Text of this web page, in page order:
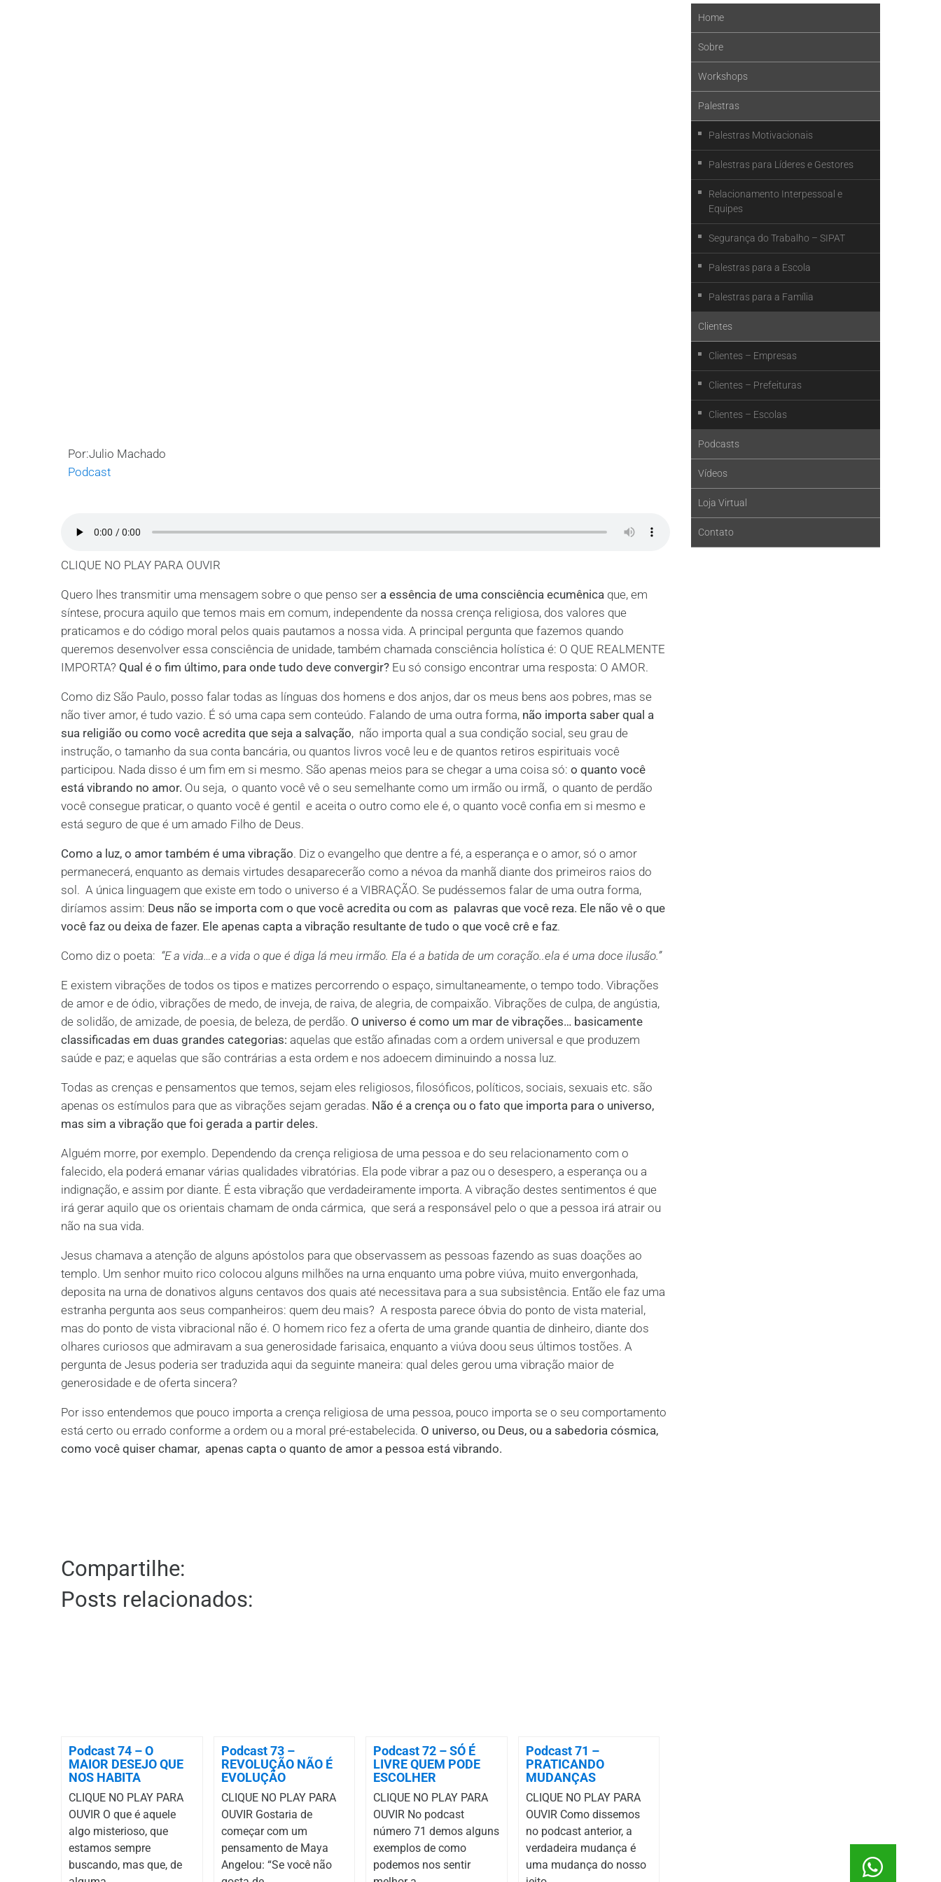
Por:Julio Machado
Podcast
CLIQUE NO PLAY PARA OUVIR
Quero lhes transmitir uma mensagem sobre o que penso ser a essência de uma consciência ecumênica que, em
síntese, procura aquilo que temos mais em comum, independente da nossa crença religiosa, dos valores que
praticamos e do código moral pelos quais pautamos a nossa vida. A principal pergunta que fazemos quando
queremos desenvolver essa consciência de unidade, também chamada consciência holística é: O QUE REALMENTE
IMPORTA? Qual é o fim último, para onde tudo deve convergir? Eu só consigo encontrar uma resposta: O AMOR.
Como diz São Paulo, posso falar todas as línguas dos homens e dos anjos, dar os meus bens aos pobres, mas se
não tiver amor, é tudo vazio. É só uma capa sem conteúdo. Falando de uma outra forma, não importa saber qual a
sua religião ou como você acredita que seja a salvação, não importa qual a sua condição social, seu grau de
instrução, o tamanho da sua conta bancária, ou quantos livros você leu e de quantos retiros espirituais você
participou. Nada disso é um fim em si mesmo. São apenas meios para se chegar a uma coisa só: o quanto você
está vibrando no amor. Ou seja, o quanto você vê o seu semelhante como um irmão ou irmã, o quanto de perdão
você consegue praticar, o quanto você é gentil e aceita o outro como ele é, o quanto você confia em si mesmo e
está seguro de que é um amado Filho de Deus.
Como a luz, o amor também é uma vibração. Diz o evangelho que dentre a fé, a esperança e o amor, só o amor
permanecerá, enquanto as demais virtudes desaparecerão como a névoa da manhã diante dos primeiros raios do
sol. A única linguagem que existe em todo o universo é a VIBRAÇÃO. Se pudéssemos falar de uma outra forma,
diríamos assim: Deus não se importa com o que você acredita ou com as palavras que você reza. Ele não vê o que
você faz ou deixa de fazer. Ele apenas capta a vibração resultante de tudo o que você crê e faz.
Como diz o poeta: “E a vida…e a vida o que é diga lá meu irmão. Ela é a batida de um coração..ela é uma doce ilusão.”
E existem vibrações de todos os tipos e matizes percorrendo o espaço, simultaneamente, o tempo todo. Vibrações
de amor e de ódio, vibrações de medo, de inveja, de raiva, de alegria, de compaixão. Vibrações de culpa, de angústia,
de solidão, de amizade, de poesia, de beleza, de perdão. O universo é como um mar de vibrações… basicamente
classificadas em duas grandes categorias: aquelas que estão afinadas com a ordem universal e que produzem
saúde e paz; e aquelas que são contrárias a esta ordem e nos adoecem diminuindo a nossa luz.
Todas as crenças e pensamentos que temos, sejam eles religiosos, filosóficos, políticos, sociais, sexuais etc. são
apenas os estímulos para que as vibrações sejam geradas. Não é a crença ou o fato que importa para o universo,
mas sim a vibração que foi gerada a partir deles.
Alguém morre, por exemplo. Dependendo da crença religiosa de uma pessoa e do seu relacionamento com o
falecido, ela poderá emanar várias qualidades vibratórias. Ela pode vibrar a paz ou o desespero, a esperança ou a
indignação, e assim por diante. É esta vibração que verdadeiramente importa. A vibração destes sentimentos é que
irá gerar aquilo que os orientais chamam de onda cármica, que será a responsável pelo o que a pessoa irá atrair ou
não na sua vida.
Jesus chamava a atenção de alguns apóstolos para que observassem as pessoas fazendo as suas doações ao
templo. Um senhor muito rico colocou alguns milhões na urna enquanto uma pobre viúva, muito envergonhada,
deposita na urna de donativos alguns centavos dos quais até necessitava para a sua subsistência. Então ele faz uma
estranha pergunta aos seus companheiros: quem deu mais? A resposta parece óbvia do ponto de vista material,
mas do ponto de vista vibracional não é. O homem rico fez a oferta de uma grande quantia de dinheiro, diante dos
olhares curiosos que admiravam a sua generosidade farisaica, enquanto a viúva doou seus últimos tostões. A
pergunta de Jesus poderia ser traduzida aqui da seguinte maneira: qual deles gerou uma vibração maior de
generosidade e de oferta sincera?
Por isso entendemos que pouco importa a crença religiosa de uma pessoa, pouco importa se o seu comportamento
está certo ou errado conforme a ordem ou a moral pré-estabelecida. O universo, ou Deus, ou a sabedoria cósmica,
como você quiser chamar, apenas capta o quanto de amor a pessoa está vibrando.
Compartilhe:
Posts relacionados:
Podcast 74 – O
MAIOR DESEJO QUE
NOS HABITA
CLIQUE NO PLAY PARA
OUVIR O que é aquele
algo misterioso, que
estamos sempre
buscando, mas que, de
Podcast 73 –
REVOLUÇÃO NÃO É
EVOLUÇÃO
CLIQUE NO PLAY PARA
OUVIR Gostaria de
começar com um
pensamento de Maya
Angelou: “Se você não
Podcast 72 – SÓ É
LIVRE QUEM PODE
ESCOLHER
CLIQUE NO PLAY PARA
OUVIR No podcast
número 71 demos alguns
exemplos de como
podemos nos sentir
Podcast 71 –
PRATICANDO
MUDANÇAS
CLIQUE NO PLAY PARA
OUVIR Como dissemos
no podcast anterior, a
verdadeira mudança é
uma mudança do nosso
Home
Sobre
Workshops
Palestras
Palestras Motivacionais
Palestras para Líderes e Gestores
Relacionamento Interpessoal e
Equipes
Segurança do Trabalho – SIPAT
Palestras para a Escola
Palestras para a Família
Clientes
Clientes – Empresas
Clientes – Prefeituras
Clientes – Escolas
Podcasts
Vídeos
Loja Virtual
Contato